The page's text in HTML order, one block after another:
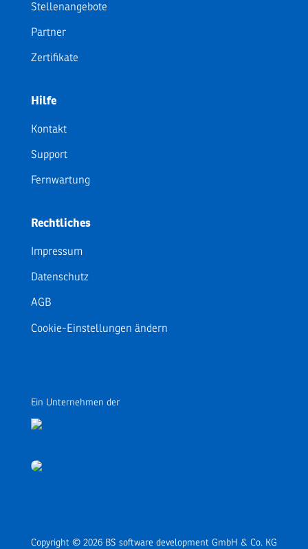
Stellenangebote
Partner
Zertifikate
Hilfe
Kontakt
Support
Fernwartung
Rechtliches
Impressum
Datenschutz
AGB
Cookie-Einstellungen ändern
Ein Unternehmen der
Copyright © 2026 BS software development GmbH & Co. KG